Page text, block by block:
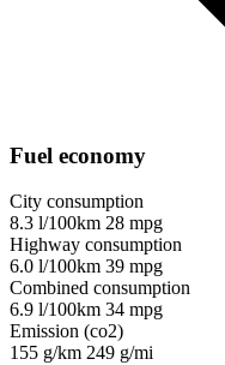
Fuel economy
City consumption
8.3 l/100km 28 mpg
Highway consumption
6.0 l/100km 39 mpg
Combined consumption
6.9 l/100km 34 mpg
Emission (co2)
155 g/km 249 g/mi